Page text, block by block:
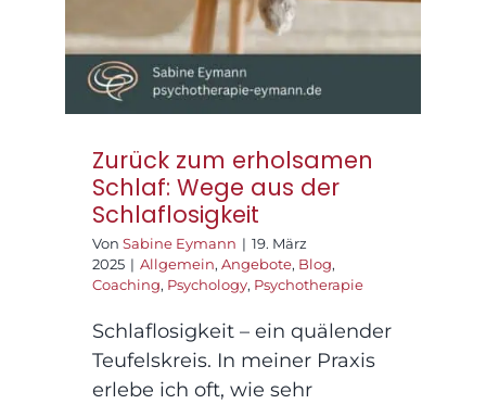
Zurück zum erholsamen
Schlaf: Wege aus der
Schlaflosigkeit
Von Sabine Eymann | 19. März
2025 | Allgemein, Angebote, Blog,
Coaching, Psychology, Psychotherapie
Schlaflosigkeit – ein quälender
Teufelskreis. In meiner Praxis
erlebe ich oft, wie sehr